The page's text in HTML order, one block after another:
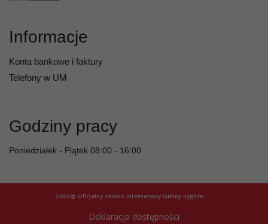
Informacje
Konta bankowe i faktury
Telefony w UM
Godziny pracy
Poniedziałek - Piątek 08:00 - 16:00
2022@ Oficjalny serwis internetowy Gminy Ryglice
Deklaracja dostępności